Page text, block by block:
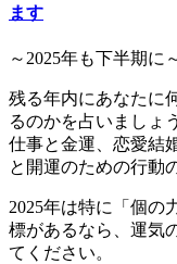
ます
～2025年も下半期に
残る年内にあなたに
るのかを占いましょ
仕事と金運、恋愛結
と開運のための行動
2025年は特に「個の
標があるなら、運気
てください。